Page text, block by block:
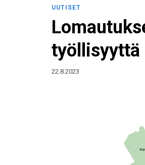
UUTISET
työllisyyttä
22.8.2023